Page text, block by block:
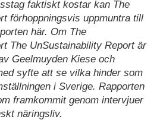
faktiskt kostar kan The
förhoppningsvis uppmuntra till
här. Om The
The UnSustainability Report är
Geelmuyden Kiese och
syfte att se vilka hinder som
i Sverige. Rapporten
framkommit genom intervjuer
näringsliv.